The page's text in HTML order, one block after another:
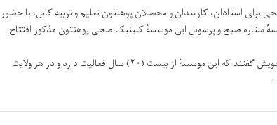
ارایه خدمات صحی برای استادان، کارمندان و محصلان پوهنتون تعلیم و تربیه کابل، با حضور
ستاره صبح و پرسونل این موسسهٔ کلینیک صحی پوهنتون مذکور افتتاح
رییس این موسسه محترم لارس “پیترسن” در سخنرانی خویش گفتند که این موسسهٔ از بیست (٢٠) سال فعالیت دارد و در هر ولایت
.